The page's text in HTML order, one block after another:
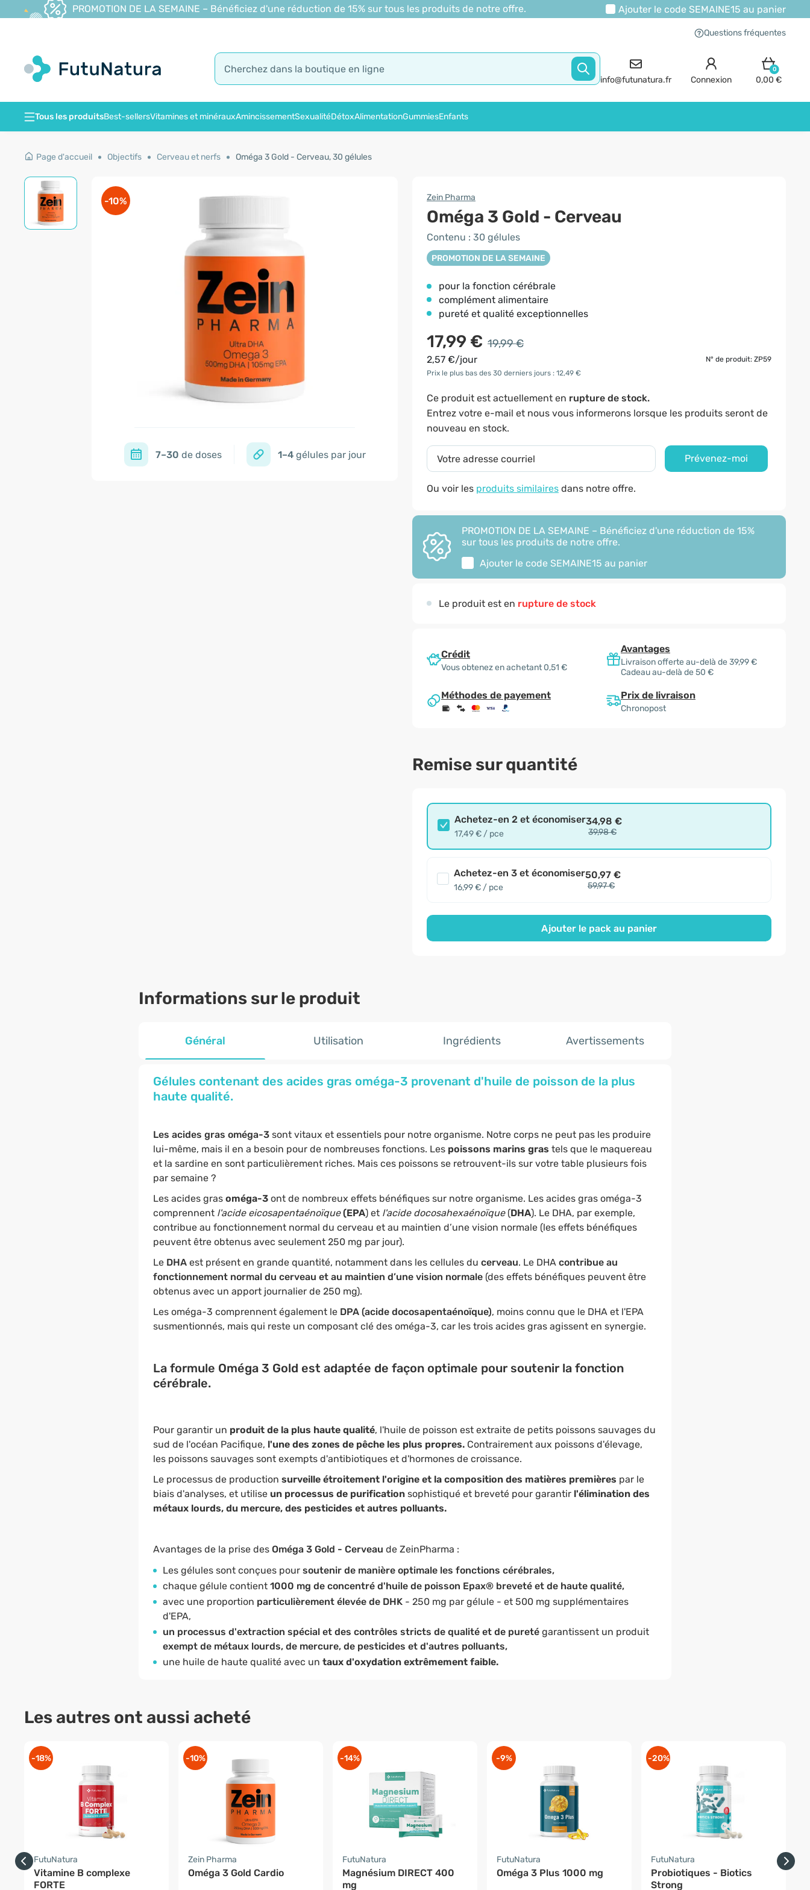
PROMOTION DE LA SEMAINE – Bénéficiez d'une réduction de 15% sur tous les produits de notre offre. Ajouter le code SEMAINE15 au panier
Questions fréquentes
info@futunatura.fr Connexion
0
0,00 €
Tous les produitsBest-sellersVitamines et minérauxAmincissementSexualitéDétoxAlimentationGummiesEnfants
Page d'accueil Objectifs Cerveau et nerfs Oméga 3 Gold - Cerveau, 30 gélules
-10%
7–30 de doses 1–4gélules par jour
Zein Pharma
Oméga 3 Gold - Cerveau
Contenu : 30 gélules
PROMOTION DE LA SEMAINE
pour la fonction cérébrale
complément alimentaire
pureté et qualité exceptionnelles
17,99 € 19,99 €
2,57 €/jour
N° de produit: ZP59
Prix le plus bas des 30 derniers jours : 12,49 €
Ce produit est actuellement en rupture de stock.
Entrez votre e-mail et nous vous informerons lorsque les produits seront de
nouveau en stock.
Prévenez-moi
Ou voir les produits similaires dans notre offre.
PROMOTION DE LA SEMAINE – Bénéficiez d'une réduction de 15%
sur tous les produits de notre offre.
Ajouter le code SEMAINE15 au panier
Le produit est en rupture de stock
Crédit
Vous obtenez en achetant 0,51 €
Avantages
Livraison offerte au-delà de 39,99 €
Cadeau au-delà de 50 €
Méthodes de payement Prix de livraison
Chronopost
Remise sur quantité
Achetez-en 2 et économiser
17,49 € / pce
34,98 €
39,98 €
Achetez-en 3 et économiser
16,99 € / pce
50,97 €
59,97 €
Ajouter le pack au panier
Informations sur le produit
Général Utilisation Ingrédients Avertissements
Gélules contenant des acides gras oméga-3 provenant d'huile de poisson de la plus
haute qualité.
Les acides gras oméga-3 sont vitaux et essentiels pour notre organisme. Notre corps ne peut pas les produire
lui-même, mais il en a besoin pour de nombreuses fonctions. Les poissons marins gras tels que le maquereau
et la sardine en sont particulièrement riches. Mais ces poissons se retrouvent-ils sur votre table plusieurs fois
par semaine ?
Les acides gras oméga-3ont de nombreux effets bénéfiques sur notre organisme. Les acides gras oméga-3
comprennent l'acide eicosapentaénoïque(EPA) et l'acide docosahexaénoïque(DHA). Le DHA, par exemple,
contribue au fonctionnement normal du cerveau et au maintien d’une vision normale (les effets bénéfiques
peuvent être obtenus avec seulement 250 mg par jour).
Le DHAest présent en grande quantité, notamment dans les cellules du cerveau. Le DHA contribue au
fonctionnement normal du cerveau et au maintien d’une vision normale (des effets bénéfiques peuvent être
obtenus avec un apport journalier de 250 mg).
Les oméga-3 comprennent également le DPA (acide docosapentaénoïque), moins connu que le DHA et l'EPA
susmentionnés, mais qui reste un composant clé des oméga-3, car les trois acides gras agissent en synergie.
La formule Oméga 3 Gold est adaptée de façon optimale pour soutenir lafonction
cérébrale.
Pour garantir un produit de la plus haute qualité, l'huile de poisson est extraite de petits poissons sauvages du
sud de l'océan Pacifique, l'une des zones de pêche les plus propres. Contrairement aux poissons d'élevage,
les poissons sauvages sont exempts d'antibiotiques et d'hormones de croissance.
Le processus de production surveille étroitement l'origine et la composition des matières premières par le
biais d'analyses, et utilise un processus de purification sophistiqué et breveté pour garantir l'élimination des
métaux lourds, du mercure, des pesticides et autres polluants.
Avantages de la prise des Oméga 3 Gold - Cerveau de ZeinPharma :
Les gélules sont conçues pour soutenir de manière optimale les fonctions cérébrales,
chaque gélule contient 1000 mg de concentré d'huile de poisson Epax® breveté et de haute qualité,
avec une proportion particulièrement élevée de DHK - 250 mg par gélule - et 500 mg supplémentaires
d'EPA,
un processus d'extraction spécial et des contrôles stricts de qualité et de pureté garantissent un produit
exempt de métaux lourds, de mercure, de pesticides et d'autres polluants,
une huile de haute qualité avec un taux d'oxydation extrêmement faible.
Les autres ont aussi acheté
-18%
FutuNatura
Vitamine B complexe
FORTE
-10%
Zein Pharma
Oméga 3 Gold Cardio
-14%
FutuNatura
Magnésium DIRECT 400
mg
-9%
FutuNatura
Oméga 3 Plus 1000 mg
-20%
FutuNatura
Probiotiques - Biotics
Strong